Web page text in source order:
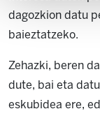
dagozkion datu
baieztatzeko.
Zehazki, beren
dute, bai eta
eskubidea ere,